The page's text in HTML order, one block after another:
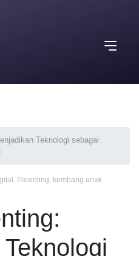
Teknologi sebagai
, Parenting, kembang anak